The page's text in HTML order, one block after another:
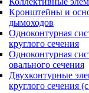
Кронштейны и
дымоходов
Одноконтурная
круглого сечения
Одноконтурная
овального сечения
Двухконтурные
круглого сечения